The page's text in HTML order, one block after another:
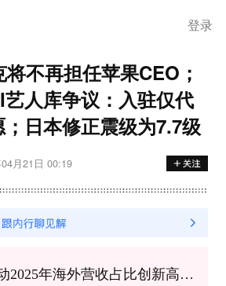
登录
不再担任苹果CEO；
人库争议：入驻仅代
日本修正震级为7.7级
月21日 00:19
字节跳动2025年海外营收占比创新高丨苹果在印度反垄断案中拒绝提交数据